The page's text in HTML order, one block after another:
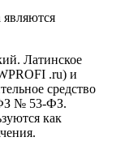
Латинское
.ru) и
средство
ФЗ № 53-ФЗ.
как